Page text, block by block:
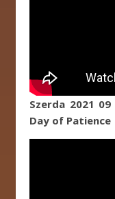
Szerda 2021
Day of Patience